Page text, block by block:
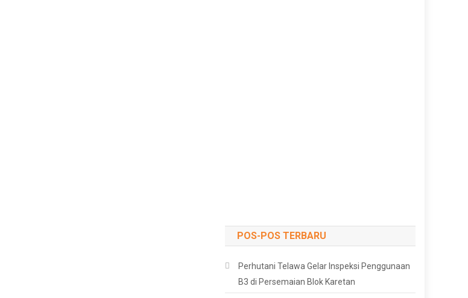
POS-POS TERBARU
Perhutani Telawa Gelar Inspeksi Penggunaan
B3 di Persemaian Blok Karetan